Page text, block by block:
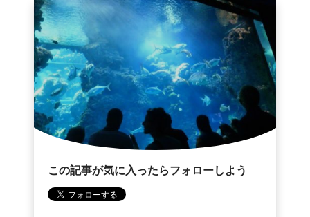
この記事が気に入ったらフォローしよう